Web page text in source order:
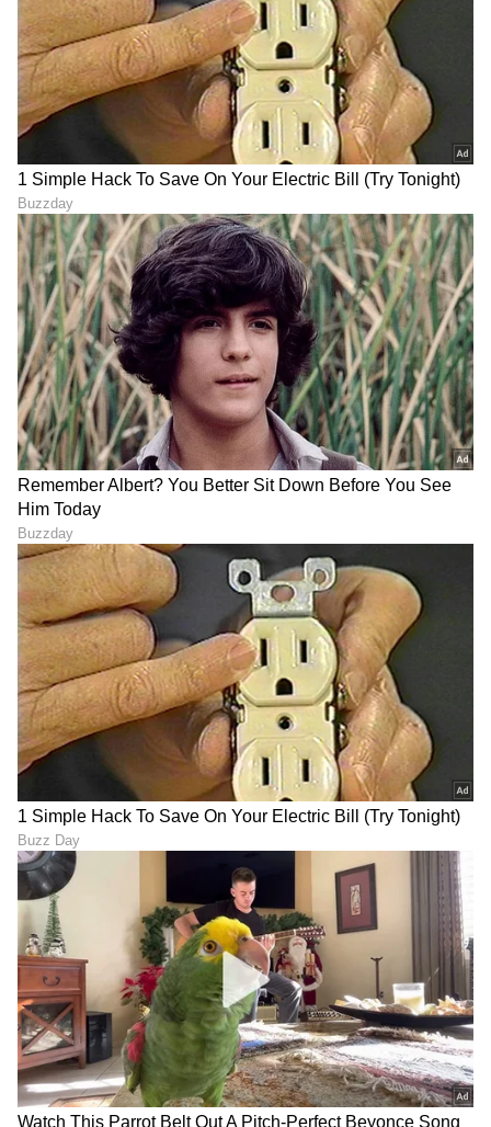
11
11
ವಿಲನ್‌ ಖ್ಯಾತಿ ಗಳಿಸಿದ ವಿಜಯ್ ವರ್ಮಾ,' ನಾನು ನನ್ನ
ವಿಲನ್ ಯುಗವನ್ನು ಕೊನೆಗೊಳಿಸಿದ್ದೇನೆ ಮತ್ತು ಜೀವನದ
ಪ್ರಣಯ ಯುಗ ಹಂತಕ್ಕೆ ಬಂದಿದ್ದೇನೆ ಎಂದು ಕರೆಯುತ್ತೇನೆ'
ಎಂದು ಹೇಳಿಕೊಂಡಿದ್ದಾರೆ.
LATEST VIDEOS
ಕನ್ನಡ ಸಿನಿಮಾ ( Kannada Cinema News), ಟಿವಿ
ಕಾರ್ಯಕ್ರಮಗಳು (Kannada TV Shows), ಸೆಲೆಬ್ರಿಟಿ